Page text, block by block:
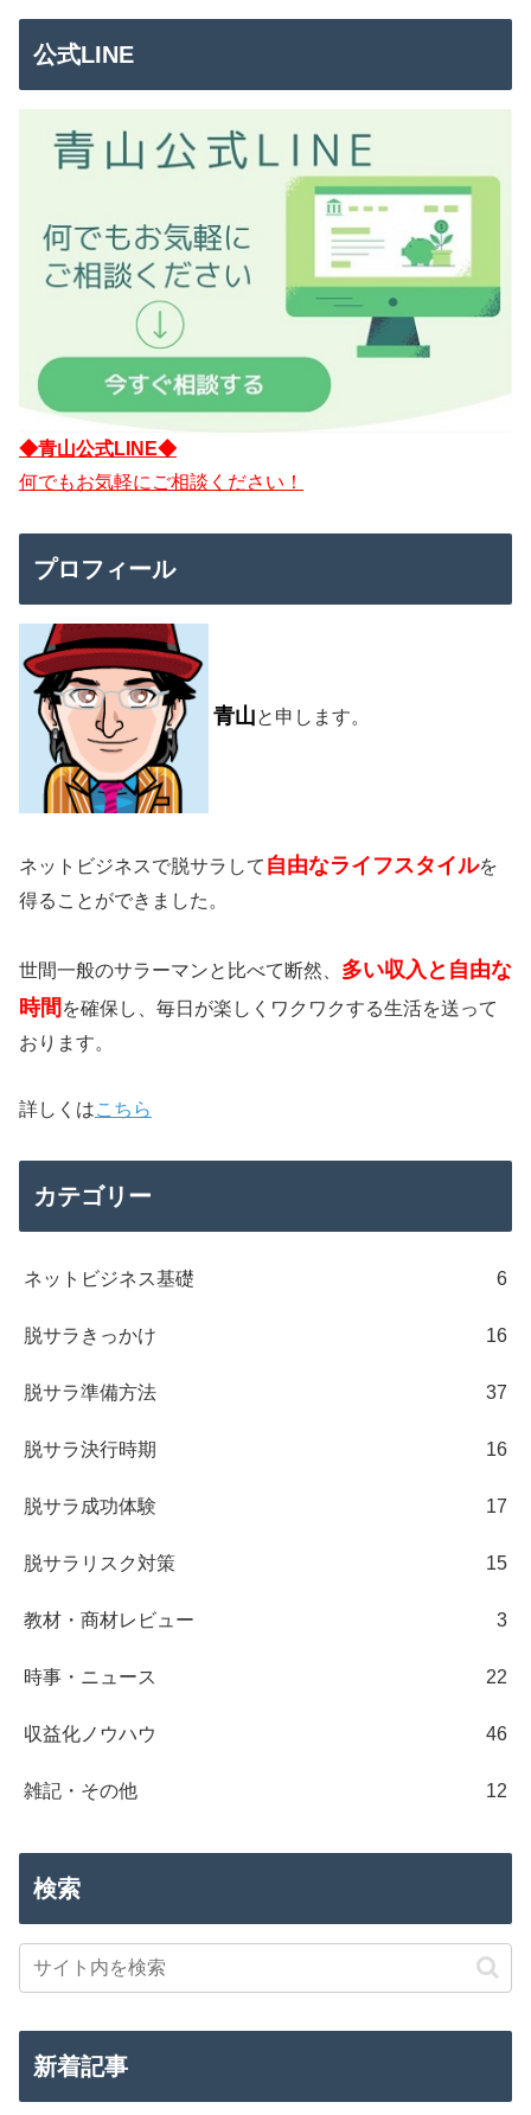
公式LINE
◆青山公式LINE◆
何でもお気軽にご相談ください！
プロフィール
青山と申します。
ネットビジネスで脱サラして 自由なライフスタイルを
得ることができました。
世間一般のサラーマンと比べて断然、 多い収入と自由な
時間 を確保し、毎日が楽しくワクワクする生活を送って
おります。
詳しくはこちら
カテゴリー
ネットビジネス基礎 6
脱サラきっかけ 16
脱サラ準備方法 37
脱サラ決行時期 16
脱サラ成功体験 17
脱サラリスク対策 15
教材・商材レビュー 3
時事・ニュース 22
収益化ノウハウ 46
雑記・その他 12
検索
新着記事